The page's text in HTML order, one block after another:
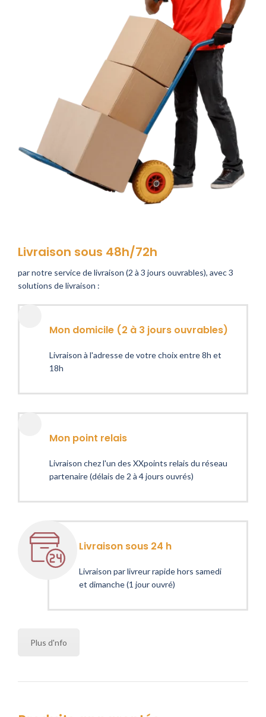
Livraison sous 48h/72h
par notre service de livraison (2 à 3 jours ouvrables), avec 3
solutions de livraison :
Mon domicile (2 à 3 jours ouvrables)
Livraison à l'adresse de votre choix entre 8h et
18h
Mon point relais
Livraison chez l'un des XXpoints relais du réseau
partenaire (délais de 2 à 4 jours ouvrés)
Livraison sous 24 h
Livraison par livreur rapide hors samedi
et dimanche (1 jour ouvré)
Plus d'nfo